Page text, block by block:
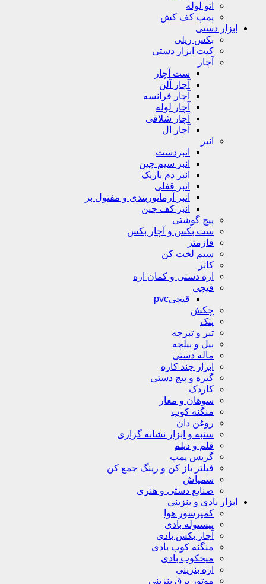
اتو لوله
پمپ کف کش
ابزار دستی
بکس ریلی
کیت ابزار دستی
آچار
ست آچار
آچار آلن
آچار فرانسه
آچار لوله
آچار شلاقی
آچار ال
انبر
انبردست
انبر سیم چین
انبر دم باریک
انبر قفلی
انبر آرماتوربندی و مفتول بر
انبر کف چین
پیچ گوشتی
ست بکس و آچار بکس
فازمتر
سیم لخت کن
کاتر
اره دستی و کمان اره
قیچی
قیچیpvc
چکش
پتک
تبر و تبرچه
بیل و بیلچه
ماله دستی
ابزار چند کاره
گیره و پیج دستی
کاردک
سوهان و مغار
منگنه کوب
روغن دان
سنبه و ابزار نشانه گزاری
قلم و دیلم
گریس پمپ
فیلتر باز کن و رینگ جمع کن
سمپاش
صنایع دستی و هنری
ابزار بادی و بنزینی
کمپرسور هوا
پیستوله بادی
آچار بکس بادی
منگنه کوب بادی
میخکوب بادی
اره بنزینی
موتور برق بنزینی